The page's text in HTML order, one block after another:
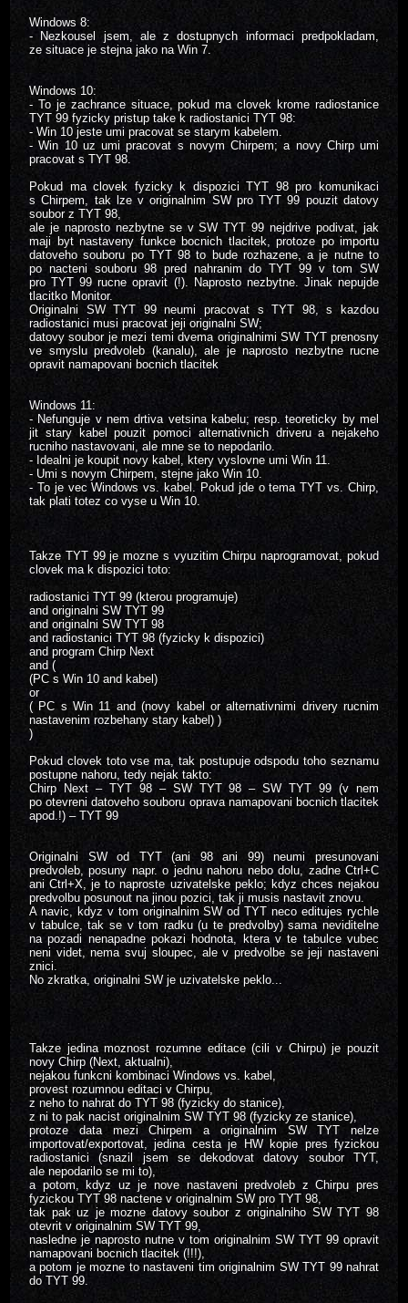
Windows 8:
- Nezkousel jsem, ale z dostupnych informaci predpokladam,
ze situace je stejna jako na Win 7.
Windows 10:
- To je zachrance situace, pokud ma clovek krome radiostanice
TYT 99 fyzicky pristup take k radiostanici TYT 98:
- Win 10 jeste umi pracovat se starym kabelem.
- Win 10 uz umi pracovat s novym Chirpem; a novy Chirp umi
pracovat s TYT 98.
Pokud ma clovek fyzicky k dispozici TYT 98 pro komunikaci
s Chirpem, tak lze v originalnim SW pro TYT 99 pouzit datovy
soubor z TYT 98,
ale je naprosto nezbytne se v SW TYT 99 nejdrive podivat, jak
maji byt nastaveny funkce bocnich tlacitek, protoze po importu
datoveho souboru po TYT 98 to bude rozhazene, a je nutne to
po nacteni souboru 98 pred nahranim do TYT 99 v tom SW
pro TYT 99 rucne opravit (!). Naprosto nezbytne. Jinak nepujde
tlacitko Monitor.
Originalni SW TYT 99 neumi pracovat s TYT 98, s kazdou
radiostanici musi pracovat jeji originalni SW;
datovy soubor je mezi temi dvema originalnimi SW TYT prenosny
ve smyslu predvoleb (kanalu), ale je naprosto nezbytne rucne
opravit namapovani bocnich tlacitek
Windows 11:
- Nefunguje v nem drtiva vetsina kabelu; resp. teoreticky by mel
jit stary kabel pouzit pomoci alternativnich driveru a nejakeho
rucniho nastavovani, ale mne se to nepodarilo.
- Idealni je koupit novy kabel, ktery vyslovne umi Win 11.
- Umi s novym Chirpem, stejne jako Win 10.
- To je vec Windows vs. kabel. Pokud jde o tema TYT vs. Chirp,
tak plati totez co vyse u Win 10.
Takze TYT 99 je mozne s vyuzitim Chirpu naprogramovat, pokud
clovek ma k dispozici toto:
radiostanici TYT 99 (kterou programuje)
and originalni SW TYT 99
and originalni SW TYT 98
and radiostanici TYT 98 (fyzicky k dispozici)
and program Chirp Next
and (
(PC s Win 10 and kabel)
or
( PC s Win 11 and (novy kabel or alternativnimi drivery rucnim
nastavenim rozbehany stary kabel) )
)
Pokud clovek toto vse ma, tak postupuje odspodu toho seznamu
postupne nahoru, tedy nejak takto:
Chirp Next – TYT 98 – SW TYT 98 – SW TYT 99 (v nem
po otevreni datoveho souboru oprava namapovani bocnich tlacitek
apod.!) – TYT 99
Originalni SW od TYT (ani 98 ani 99) neumi presunovani
predvoleb, posuny napr. o jednu nahoru nebo dolu, zadne Ctrl+C
ani Ctrl+X, je to naproste uzivatelske peklo; kdyz chces nejakou
predvolbu posunout na jinou pozici, tak ji musis nastavit znovu.
A navic, kdyz v tom originalnim SW od TYT neco editujes rychle
v tabulce, tak se v tom radku (u te predvolby) sama neviditelne
na pozadi nenapadne pokazi hodnota, ktera v te tabulce vubec
neni videt, nema svuj sloupec, ale v predvolbe se jeji nastaveni
znici.
No zkratka, originalni SW je uzivatelske peklo...
Takze jedina moznost rozumne editace (cili v Chirpu) je pouzit
novy Chirp (Next, aktualni),
nejakou funkcni kombinaci Windows vs. kabel,
provest rozumnou editaci v Chirpu,
z neho to nahrat do TYT 98 (fyzicky do stanice),
z ni to pak nacist originalnim SW TYT 98 (fyzicky ze stanice),
protoze data mezi Chirpem a originalnim SW TYT nelze
importovat/exportovat, jedina cesta je HW kopie pres fyzickou
radiostanici (snazil jsem se dekodovat datovy soubor TYT,
ale nepodarilo se mi to),
a potom, kdyz uz je nove nastaveni predvoleb z Chirpu pres
fyzickou TYT 98 nactene v originalnim SW pro TYT 98,
tak pak uz je mozne datovy soubor z originalniho SW TYT 98
otevrit v originalnim SW TYT 99,
nasledne je naprosto nutne v tom originalnim SW TYT 99 opravit
namapovani bocnich tlacitek (!!!),
a potom je mozne to nastaveni tim originalnim SW TYT 99 nahrat
do TYT 99.